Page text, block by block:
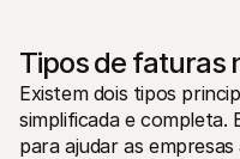
Tipos de faturas
Existem dois tipos
simplificada e completa.
para ajudar as